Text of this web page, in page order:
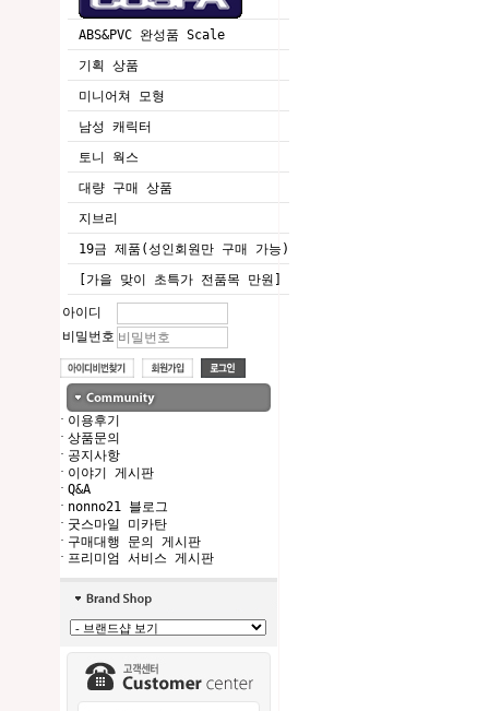
ABS&PVC 완성품 Scale
기획 상품
미니어쳐 모형
남성 캐릭터
토니 웍스
대량 구매 상품
지브리
19금 제품(성인회원만 구매 가능)
[가을 맞이 초특가 전품목 만원]
아이디
비밀번호
· 이용후기
· 상품문의
· 공지사항
· 이야기 게시판
· Q&A
· nonno21 블로그
· 굿스마일 미카탄
· 구매대행 문의 게시판
· 프리미엄 서비스 게시판